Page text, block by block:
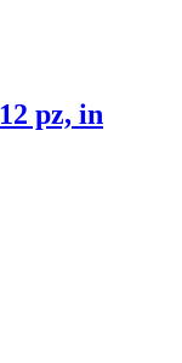
12 pz, in